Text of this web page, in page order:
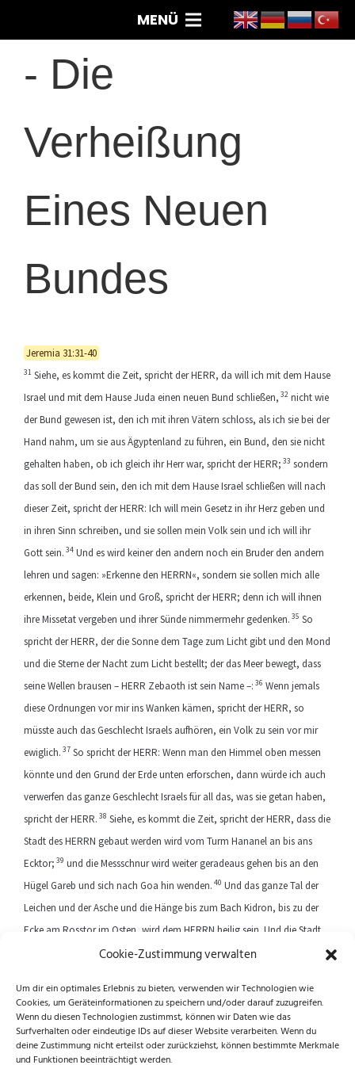
Cookie-Zustimmung verwalten
Um dir ein optimales Erlebnis zu bieten, verwenden wir Technologien wie
Cookies, um Geräteinformationen zu speichern und/oder darauf zuzugreifen.
Wenn du diesen Technologien zustimmst, können wir Daten wie das
Surfverhalten oder eindeutige IDs auf dieser Website verarbeiten. Wenn du
deine Zustimmung nicht erteilst oder zurückziehst, können bestimmte Merkmale
und Funktionen beeinträchtigt werden.
MENÜ
- Die
Verheißung
Eines Neuen
Bundes
Jeremia 31:31-40
31 Siehe, es kommt die Zeit, spricht der HERR, da will ich mit dem Hause
Israel und mit dem Hause Juda einen neuen Bund schließen, 32 nicht wie
der Bund gewesen ist, den ich mit ihren Vätern schloss, als ich sie bei der
Hand nahm, um sie aus Ägyptenland zu führen, ein Bund, den sie nicht
gehalten haben, ob ich gleich ihr Herr war, spricht der HERR; 33 sondern
das soll der Bund sein, den ich mit dem Hause Israel schließen will nach
dieser Zeit, spricht der HERR: Ich will mein Gesetz in ihr Herz geben und
in ihren Sinn schreiben, und sie sollen mein Volk sein und ich will ihr
Gott sein. 34 Und es wird keiner den andern noch ein Bruder den andern
lehren und sagen: »Erkenne den HERRN«, sondern sie sollen mich alle
erkennen, beide, Klein und Groß, spricht der HERR; denn ich will ihnen
ihre Missetat vergeben und ihrer Sünde nimmermehr gedenken. 35 So
spricht der HERR, der die Sonne dem Tage zum Licht gibt und den Mond
und die Sterne der Nacht zum Licht bestellt; der das Meer bewegt, dass
seine Wellen brausen – HERR Zebaoth ist sein Name –: 36 Wenn jemals
diese Ordnungen vor mir ins Wanken kämen, spricht der HERR, so
müsste auch das Geschlecht Israels aufhören, ein Volk zu sein vor mir
ewiglich. 37 So spricht der HERR: Wenn man den Himmel oben messen
könnte und den Grund der Erde unten erforschen, dann würde ich auch
verwerfen das ganze Geschlecht Israels für all das, was sie getan haben,
spricht der HERR. 38 Siehe, es kommt die Zeit, spricht der HERR, dass die
Stadt des HERRN gebaut werden wird vom Turm Hananel an bis ans
Ecktor; 39 und die Messschnur wird weiter geradeaus gehen bis an den
Hügel Gareb und sich nach Goa hin wenden. 40 Und das ganze Tal der
Leichen und der Asche und die Hänge bis zum Bach Kidron, bis zu der
Ecke am Rosstor im Osten, wird dem HERRN heilig sein. Und die Stadt
wird niemals mehr eingerissen und abgebrochen werden.
Next article
Previous article